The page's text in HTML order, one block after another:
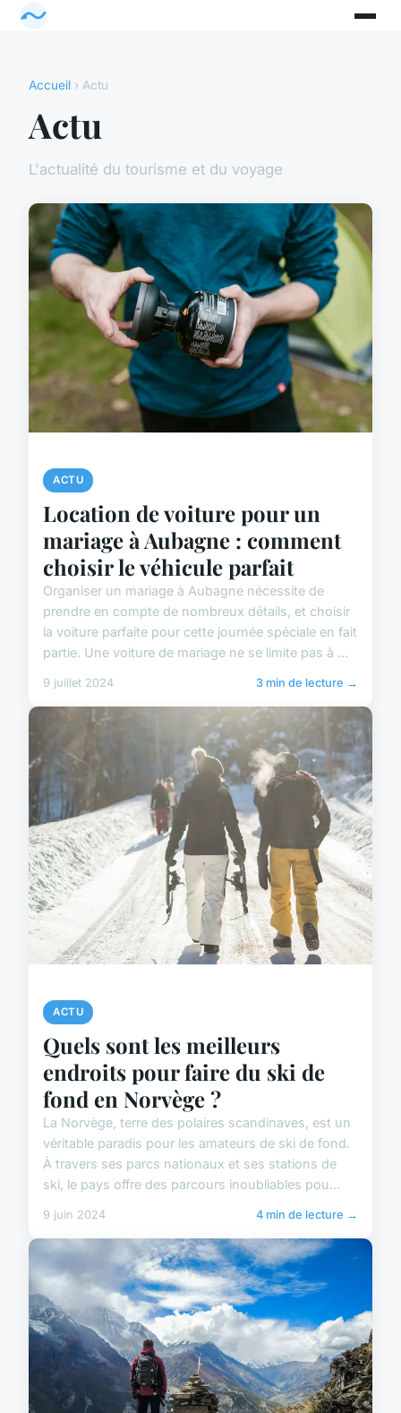
Accueil › Actu
Actu
L'actualité du tourisme et du voyage
ACTU
Location de voiture pour un
mariage à Aubagne : comment
choisir le véhicule parfait
Organiser un mariage à Aubagne nécessite de
prendre en compte de nombreux détails, et choisir
la voiture parfaite pour cette journée spéciale en fait
partie. Une voiture de mariage ne se limite pas à ...
9 juillet 2024 3 min de lecture →
ACTU
Quels sont les meilleurs
endroits pour faire du ski de
fond en Norvège ?
La Norvège, terre des polaires scandinaves, est un
véritable paradis pour les amateurs de ski de fond.
À travers ses parcs nationaux et ses stations de
ski, le pays offre des parcours inoubliables pou...
9 juin 2024 4 min de lecture →